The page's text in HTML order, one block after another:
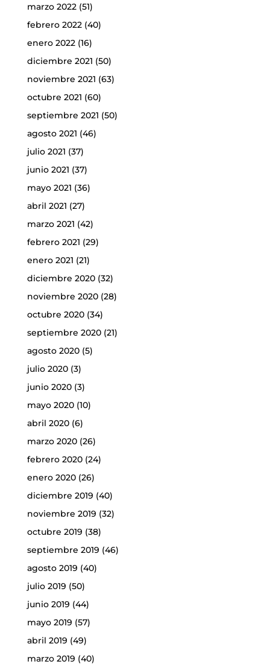
marzo 2022(51)
febrero 2022(40)
enero 2022(16)
diciembre 2021 (50)
noviembre 2021 (63)
octubre 2021 (60)
septiembre 2021 (50)
agosto 2021 (46)
julio 2021 (37)
junio 2021 (37)
mayo 2021 (36)
abril 2021 (27)
marzo 2021 (42)
febrero 2021 (29)
enero 2021 (21)
diciembre 2020(32)
noviembre 2020(28)
octubre 2020(34)
septiembre 2020(21)
agosto 2020(5)
julio 2020(3)
junio 2020(3)
mayo 2020(10)
abril 2020(6)
marzo 2020(26)
febrero 2020(24)
enero 2020(26)
diciembre 2019 (40)
noviembre 2019 (32)
octubre 2019 (38)
septiembre 2019 (46)
agosto 2019 (40)
julio 2019 (50)
junio 2019 (44)
mayo 2019 (57)
abril 2019 (49)
marzo 2019 (40)